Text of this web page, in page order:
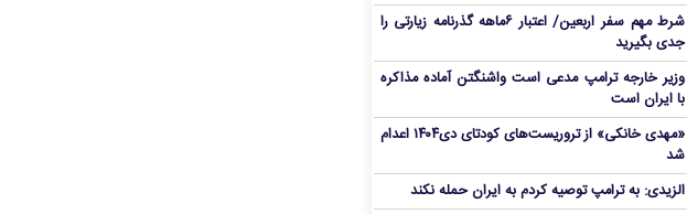
شرط مهم سفر اربعین/ اعتبار ۶ماهه گذرنامه زیارتی را
جدی بگیرید
وزیر خارجه ترامپ مدعی است واشنگتن آماده مذاکره
با ایران است
«مهدی خانکی» از تروریست‌های کودتای دی۱۴۰۴ اعدام
شد
الزیدی: به ترامپ توصیه کردم به ایران حمله نکند